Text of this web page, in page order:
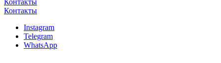
Контакты
Контакты
Instagram
Telegram
WhatsApp